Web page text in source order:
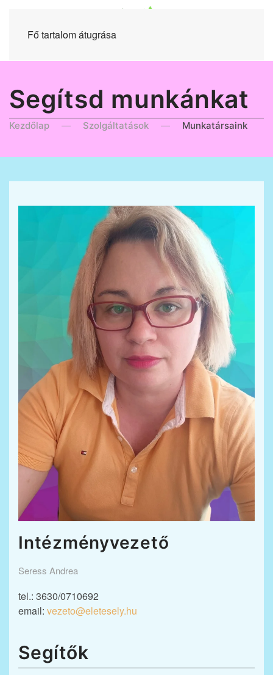
Fő tartalom átugrása
Segítsd munkánkat
Kezdőlap Szolgáltatások Munkatársaink
Intézményvezető
Seress Andrea
tel.: 3630/0710692
email: vezeto@eletesely.hu
Segítők